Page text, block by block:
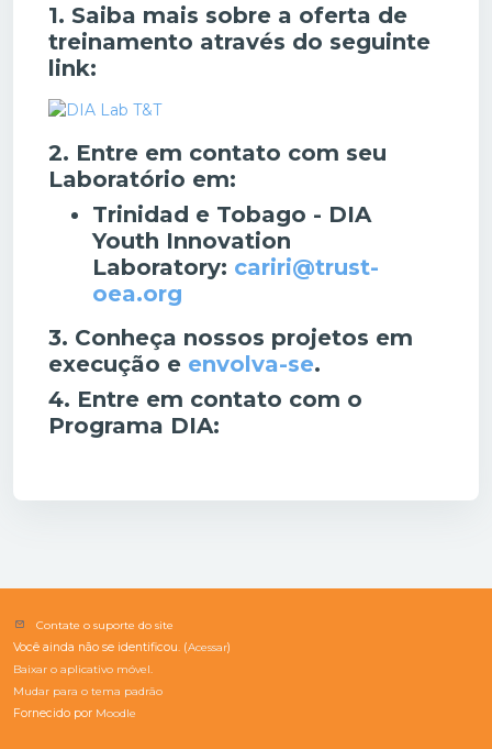
1. Saiba mais sobre a oferta de
treinamento através do seguinte
link:
2. Entre em contato com seu
Laboratório em:
Trinidad e Tobago - DIA
Youth Innovation
Laboratory: cariri@trust-
oea.org
3. Conheça nossos projetos em
execução e envolva-se.
4. Entre em contato com o
Programa DIA:
Contate o suporte do site
Você ainda não se identificou. (Acessar)
Baixar o aplicativo móvel.
Mudar para o tema padrão
Fornecido por Moodle